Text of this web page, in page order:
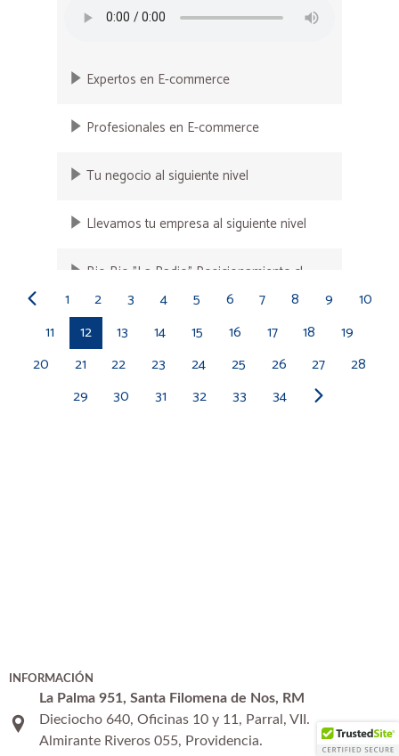
Expertos en E-commerce
Profesionales en E-commerce
Tu negocio al siguiente nivel
Llevamos tu empresa al siguiente nivel
Bio Bio "La Radio" Posicionamiento.cl
Radio Cooperativa, menciones "Lo que
queda del día"
Radio Cooperativa, menciones "Lo que
queda del día" 2
diseño web y posicionamiento web"
Radio Cooperativa Tanda "Conversación
amigos"
1 2 3 4 5 6 7 8 9
10
11
12 13 14 15 16 17 18
19
20
21 22 23 24 25 26 27
28
29
30 31 32 33 34
INFORMACIÓN
La Palma 951, Santa Filomena de Nos, RM
Dieciocho 640, Oficinas 10 y 11, Parral, VII.
Almirante Riveros 055, Providencia.